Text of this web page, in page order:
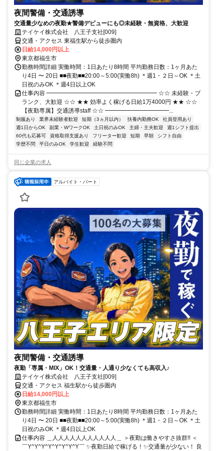
夜間警備・交通誘導
交通量少なめの夜勤★警備デビューにも◎未経験・無資格、大歓迎
テイケイ株式会社 八王子支社[009]
交通・アクセス 東福生駅から徒歩圏内
日給14,000円以上
東京都福生市
勤務時間詳細 実働時間：1日あたり8時間 平均勤務日数：1ヶ月あた
り4日 〜 20日 ■■夜勤■■20:00～5:00(実働8h) ＊週1・２日～OK ＊土
日祝のみOK ＊週4日以上OK
仕事内容 ━━━━━━━━━━━━━━━━━━━ ☆☆ 未経験・ブ
ランク、大歓迎 ☆☆ ★★ 効率よく稼げる日給1万4000円 ★★ ☆☆
【夜勤専属】交通誘導staff ☆☆ ━━━━━━━━━━━...
制服あり 業界未経験者歓迎 短期（3ヵ月以内） 扶養内勤務OK
社員登用あり
週1日からOK
副業・WワークOK 土日祝のみOK 主婦・主夫歓迎
週1シフト提出
60代も応募可
資格取得支援あり フリーター歓迎 短期 早朝
シフト自由
学歴不問
平日のみOK 学生歓迎 経験不問
同じ企業の求人
アルバイト・パート
夜間警備・交通誘導
夜勤「専属・MIX」OK！交通量・人通り少なくても高収入♪
テイケイ株式会社 八王子支社[009]
交通・アクセス 福生駅から徒歩圏内
日給14,000円以上
東京都福生市
勤務時間詳細 実働時間：1日あたり8時間 平均勤務日数：1ヶ月あた
り4日 〜 20日 ■■夜勤■■20:00～5:00(実働8h) ＊週1・２日～OK ＊土
日祝のみOK ＊週4日以上OK
仕事内容 ＿人人人人人人人人人人人＿ ＞夜勤は働きやすさ抜群!! ＜
￣Y^Y^Y^Y^Y^Y^Y^Y￣ ✨夜勤日給で稼げる！✨交通量が少ない！ 良